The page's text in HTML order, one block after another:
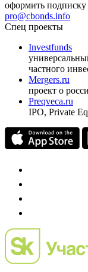
оформить подписку
pro@cbonds.info
Спец проекты
Investfunds
частного
Mergers.ru
проект о
Preqveca.ru
IPO, Private